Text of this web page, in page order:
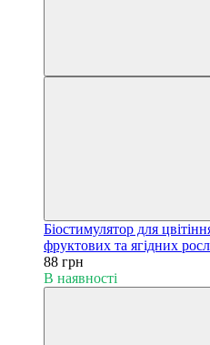
Біостимулятор для
фруктових та ягідних
88 грн
В наявності